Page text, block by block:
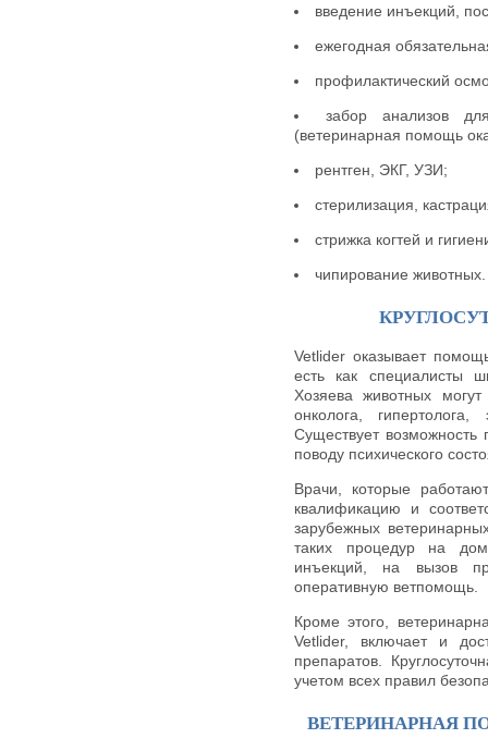
введение инъекций,
ежегодная
профилактический
забор анализов
(ветеринарная помощь
рентген, ЭКГ, УЗИ;
стерилизация,
стрижка когтей и
чипирование животных.
Vetlider оказывает
есть как специалисты
Хозяева животных могут
онколога,
Существует возможность
поводу психического
Врачи, которые
квалификацию и
зарубежных
таких процедур на
инъекций, на вызов
оперативную ветпомощь.
Кроме этого,
Vetlider, включает и
препаратов.
учетом всех правил
ВЕТЕРИНАРНАЯ